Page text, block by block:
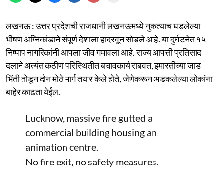
लखनऊ : उत्तर प्रदेशची राजधानी लखनऊमध्ये नुकत्याच घडलेल्या
भीषण अग्निकांडाने संपूर्ण देशाला हादरवून सोडले आहे. या दुर्घटनेत १५
निष्पाप नागरिकांनी आपला जीव गमावला आहे. राज्य आपत्ती प्रतिसाद
दलाने अत्यंत कठीण परिस्थितीत बचावकार्य राबवत, इमारतीच्या जाड
भिंती तोडून दोन मोठे मार्ग तयार केले होते, जेणेकरून अडकलेल्या लोकांना
बाहेर काढता येईल.
Lucknow, massive fire gutted a
commercial building housing an
animation centre.
No fire exit, no safety measures.